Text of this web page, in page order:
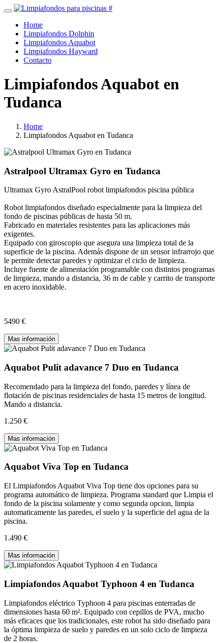
Home
Limpiafondos Dolphin
Limpiafondos Aquabot
Limpiafondos Hayward
Contacto
Limpiafondos Aquabot en
Tudanca
Home
Limpiafondos Aquabot en Tudanca
Astralpool Ultramax Gyro en Tudanca
Ultramax Gyro AstralPool robot limpiafondos piscina pública
Robot limpiafondos diseñado especialmente para la limpieza del
fondo de piscinas públicas de hasta 50 m.
Fabricado en materiales resistentes para las aplicaciones más
exigentes.
Equipado con giroscopio que asegura una limpieza total de la
superficie de la piscina. Además dispone de un sensor infrarrojo que
le permite detectar paredes y optimizar el ciclo de limpieza.
Incluye fuente de alimentación programable con distintos programas
de limpieza, mando a distancia, 36 m de cable y carrito de transporte
en acero inoxidable.
5490 €
Mas información
Aquabot Pulit adavance 7 Duo en Tudanca
Recomendado para la limpieza del fondo, paredes y línea de
flotación de piscinas residenciales de hasta 15 metros de longitud.
Mando a distancia.
1.250 €
Mas información
Aquabot Viva Top en Tudanca
El Limpiafondos Aquabot Viva Top tiene dos opciones para su
programa automático de limpieza. Programa standard que Limpia el
fondo de la piscina solamente y como segunda opcion, limpia
automaticamente las paredes, el suelo y la superficie del agua de la
piscina.
1.490 €
Mas información
Limpiafondos Aquabot Typhoon 4 en Tudanca
Limpiafondos eléctrico Typhoon 4 para piscinas enterradas de
dimensiones hasta 60 m². Equipado con cepillos de PVA, mucho
más eficaces que los tradicionales, este robot ha sido diseñado para
la óptima limpieza de suelo y paredes en un solo ciclo de limpieza
de 2 horas.